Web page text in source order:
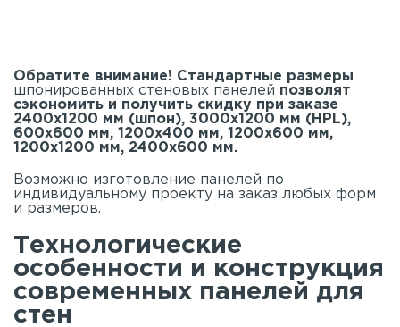
Обратите внимание! Стандартные размеры
шпонированных стеновых панелей позволят
сэкономить и получить скидку при заказе
2400х1200 мм (шпон), 3000х1200 мм (HPL),
600х600 мм, 1200х400 мм, 1200х600 мм,
1200х1200 мм, 2400х600 мм.
Возможно изготовление панелей по
индивидуальному проекту на заказ любых форм
и размеров.
Технологические
особенности и конструкция
современных панелей для
стен